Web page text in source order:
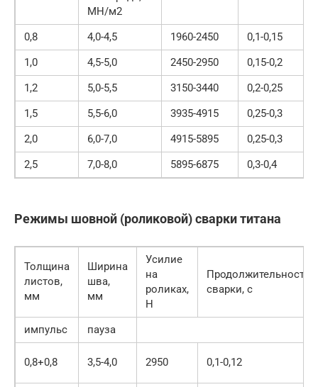
МН/м2
0,8 4,0-4,5 1960-2450
0,1-0,15
1,0
4,5-5,0 2450-2950
0,15-0,2
1,2
5,0-5,5 3150-3440
0,2-0,25
1,5
5,5-6,0 3935-4915
0,25-0,3
2,0
6,0-7,0 4915-5895
0,25-0,3
2,5
7,0-8,0 5895-6875 0,3-0,4
Режимы шовной (роликовой) сварки титана
Толщина
листов,
мм
Ширина
шва,
мм
Усилие
на
роликах,
Н
Продолжительность
сварки, с
импульс пауза
0,8+0,8 3,5-4,0 2950 0,1-0,12